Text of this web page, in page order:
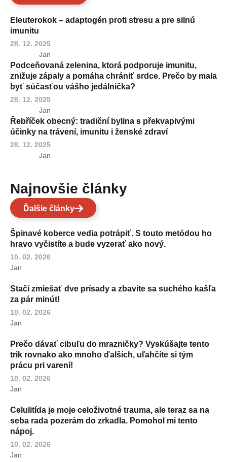
Eleuterokok – adaptogén proti stresu a pre silnú
imunitu
28. 12. 2025
Jan
Podceňovaná zelenina, ktorá podporuje imunitu,
znižuje zápaly a pomáha chrániť srdce. Prečo by mala
byť súčasťou vášho jedálnička?
28. 12. 2025
Jan
Řebříček obecný: tradiční bylina s překvapivými
účinky na trávení, imunitu i ženské zdraví
28. 12. 2025
Jan
Najnovšie články
Ďalšie články
Špinavé koberce vedia potrápiť. S touto metódou ho
hravo vyčistíte a bude vyzerať ako nový.
10. 02. 2026
Jan
Stačí zmiešať dve prísady a zbavíte sa suchého kašľa
za pár minút!
10. 02. 2026
Jan
Prečo dávať cibuľu do mrazničky? Vyskúšajte tento
trik rovnako ako mnoho ďalších, uľahčíte si tým
prácu pri varení!
10. 02. 2026
Jan
Celulitída je moje celoživotné trauma, ale teraz sa na
seba rada pozerám do zrkadla. Pomohol mi tento
nápoj.
10. 02. 2026
Jan